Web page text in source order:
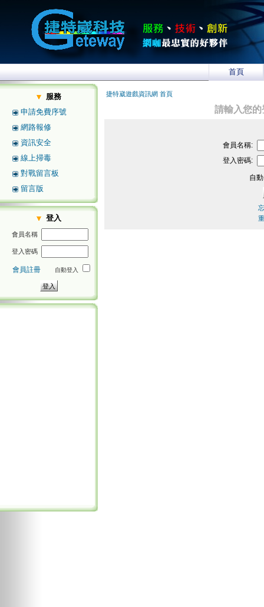
首頁
服務
申請免費序號
網路報修
資訊安全
線上掃毒
對戰留言板
留言版
登入
會員名稱
登入密碼
會員註冊 自動登入
捷特崴遊戲資訊網 首頁
請輸入您
會員名稱:
登入密碼:
自